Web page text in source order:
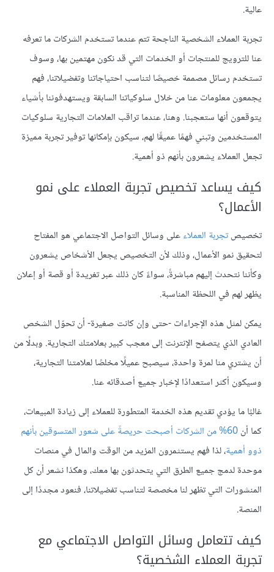
عالية.
تجربة العملاء الشخصية الناجحة تتم عندما تستخدم الشركات ما تعرفه
عنا للترويج للمنتجات أو الخدمات التي قد نكون مهتمين بها، وسوف
تستخدم رسائل مصممة خصيصًا لتناسب احتياجاتنا وتفضيلاتنا، فهم
يجمعون معلومات عنا من خلال سلوكياتنا السابقة ويستهدفوننا بأشياء
يتوقعون أنها ستعجبنا. وهنا، عندما تراقب العلامات التجارية سلوكيات
المستخدمين وتبني فهمًا عميقًا لهم، سيكون بإمكانها توفير تجربة مميزة
تجعل العملاء يشعرون بأنهم ذو أهمية.
كيف يساعد تخصيص تجربة العملاء على نمو
الأعمال؟
تخصيصتجربة العملاءعلى وسائل التواصل الاجتماعي هو المفتاح
لتحقيق نمو الأعمال، وذلك لأن التخصيص يجعل الأشخاص يشعرون
وكأننا نتحدث إليهم مباشرةً، سواءً كان ذلك عبر تغريدة أو قصة أو إعلان
يظهر لهم في اللحظة المناسبة.
يمكن لمثل هذه الإجراءات -حتى وإن كانت صغيرة- أن تحوّل الشخص
العادي الذي يتصفح الإنترنت إلى معجب كبير بعلامتك التجارية. وبدلًا من
أن يشتري منا لمرة واحدة، سيصبح عميلًا مخلصًا لعلامتنا التجارية،
وسيكون أكثر استعدادًا لإخبار جميع أصدقائه عنا.
غالبًا ما يؤدي تقديم هذه الخدمة المتطورة للعملاء إلى زيادة المبيعات،
كما أن
60% من الشركات أصبحت حريصةً على شعور المتسوقين بأنهم
ذوو أهمية، لذا فهم يستثمرون المزيد من الوقت والمال في منصات
موحدة لدمج جميع الطرق التي يتحدثون بها معك، وهكذا نشعر أن كل
المنشورات التي تظهر لنا مخصصة لتناسب تفضيلاتنا، فنعود مجددًا إلى
المنصة.
كيف تتعامل وسائل التواصل الاجتماعي مع
تجربة العملاء الشخصية؟